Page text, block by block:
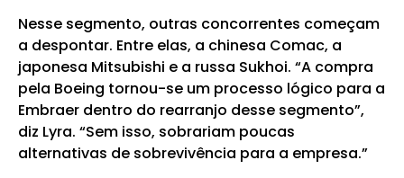
Nesse segmento, outras concorrentes começam
a despontar. Entre elas, a chinesa Comac, a
japonesa Mitsubishi e a russa Sukhoi. “A compra
pela Boeing tornou-se um processo lógico para a
Embraer dentro do rearranjo desse segmento”,
diz Lyra. “Sem isso, sobrariam poucas
alternativas de sobrevivência para a empresa.”